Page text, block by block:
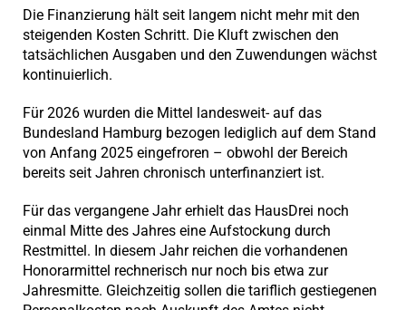
Die Finanzierung hält seit langem nicht mehr mit den
steigenden Kosten Schritt. Die Kluft zwischen den
tatsächlichen Ausgaben und den Zuwendungen wächst
kontinuierlich.
Für 2026 wurden die Mittel landesweit- auf das
Bundesland Hamburg bezogen lediglich auf dem Stand
von Anfang 2025 eingefroren – obwohl der Bereich
bereits seit Jahren chronisch unterfinanziert ist.
Für das vergangene Jahr erhielt das HausDrei noch
einmal Mitte des Jahres eine Aufstockung durch
Restmittel. In diesem Jahr reichen die vorhandenen
Honorarmittel rechnerisch nur noch bis etwa zur
Jahresmitte. Gleichzeitig sollen die tariflich gestiegenen